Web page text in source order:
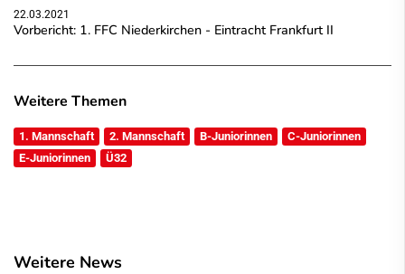
22.03.2021
Vorbericht: 1. FFC Niederkirchen - Eintracht Frankfurt II
Weitere Themen
1. Mannschaft 2. Mannschaft B-Juniorinnen
C-Juniorinnen
E-Juniorinnen
Ü32
Weitere News